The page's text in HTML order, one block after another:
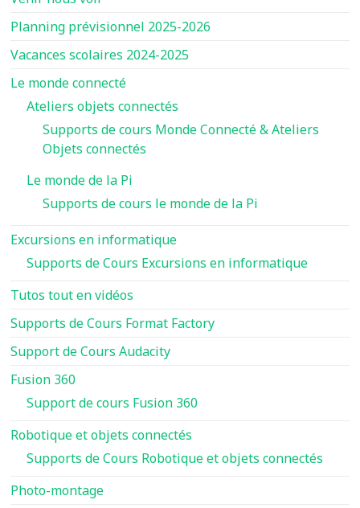
Planning prévisionnel 2025-2026
Vacances scolaires 2024-2025
Le monde connecté
Ateliers objets connectés
Supports de cours Monde Connecté & Ateliers
Objets connectés
Le monde de la Pi
Supports de cours le monde de la Pi
Excursions en informatique
Supports de Cours Excursions en informatique
Tutos tout en vidéos
Supports de Cours Format Factory
Support de Cours Audacity
Fusion 360
Support de cours Fusion 360
Robotique et objets connectés
Supports de Cours Robotique et objets connectés
Photo-montage